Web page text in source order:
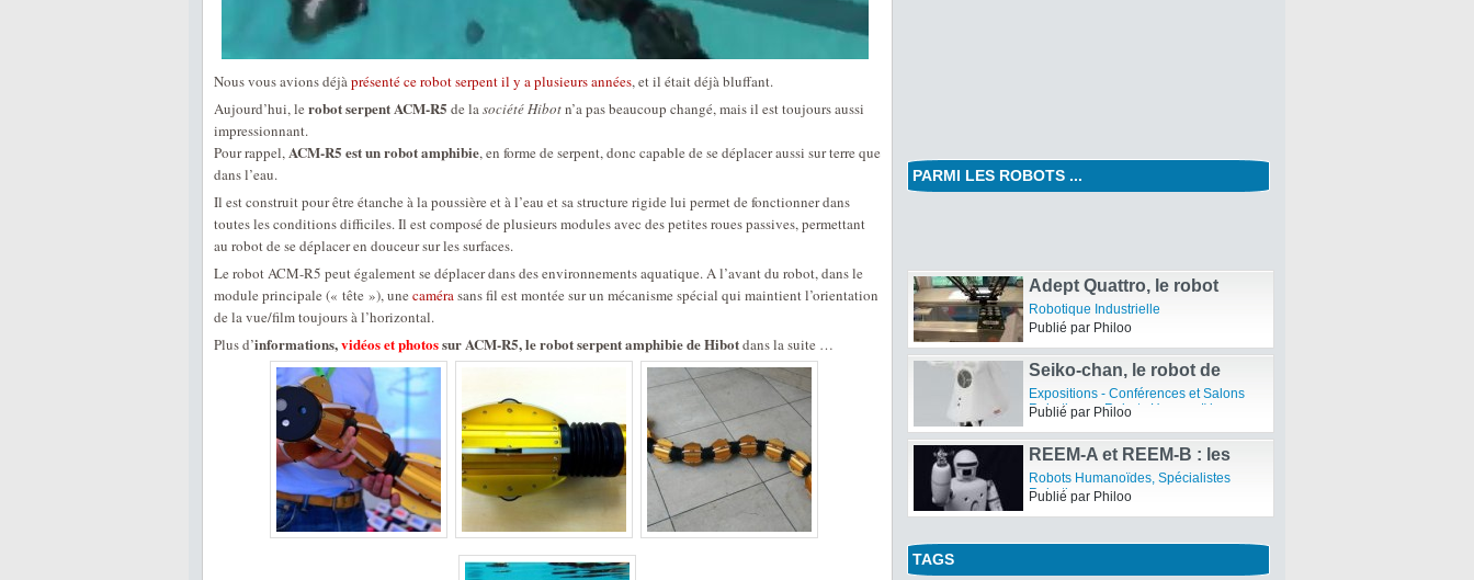
Nous vous avions déjàprésenté ce robot serpent il y a plusieurs années, et il était déjà bluffant.
Aujourd’hui, le robot serpent ACM-R5 de lasociété Hibotn’a pas beaucoup changé, mais il est toujours aussi
impressionnant.
Pour rappel,ACM-R5 est un robot amphibie, en forme de serpent, donc capable de se déplacer aussi sur terre que
dans l’eau.
Il est construit pour être étanche à la poussière et à l’eau et sa structure rigide lui permet de fonctionner dans
toutes les conditions difficiles. Il est composé de plusieurs modules avec des petites roues passives, permettant
au robot de se déplacer en douceur sur les surfaces.
Le robot ACM-R5 peut également se déplacer dans des environnements aquatique. A l’avant du robot, dans le
module principale (« tête »), une camérasans fil est montée sur un mécanisme spécial qui maintient l’orientation
de la vue/film toujours à l’horizontal.
Plus d’informations,vidéos et photossur ACM-R5, le robot serpent amphibie de Hibotdans la suite …
PARMI LES ROBOTS ...
Résumé vidéo de la Journée
1
Spécialistes Robotiques
Adept Quattro, le robot
« Pick-and-Place » le plus
rapide du monde
Robotique Industrielle
Seiko-chan, le robot de
Murata qui fait du
monocycle
Expositions - Conférences et Salons
Robotiques ,Robots Humanoïdes
Spécialistes Robotiques
REEM-A et REEM-B : les
nouveaux robots
humanoïdes
Robots Humanoïdes
Robotiques
TAGS